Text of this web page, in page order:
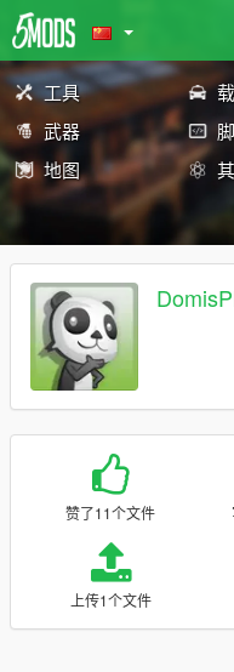
工具
武器
地图
赞了11个文件
上传1个文件